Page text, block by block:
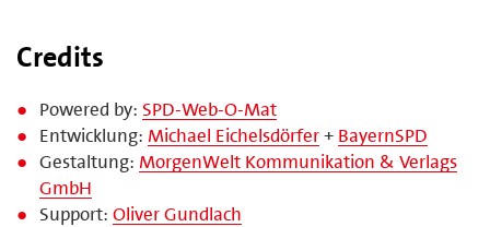
Credits
Powered by: SPD-Web-O-Mat
Entwicklung:Michael Eichelsdörfer+ BayernSPD
Gestaltung:MorgenWelt Kommunikation & Verlags
GmbH
Support:Oliver Gundlach